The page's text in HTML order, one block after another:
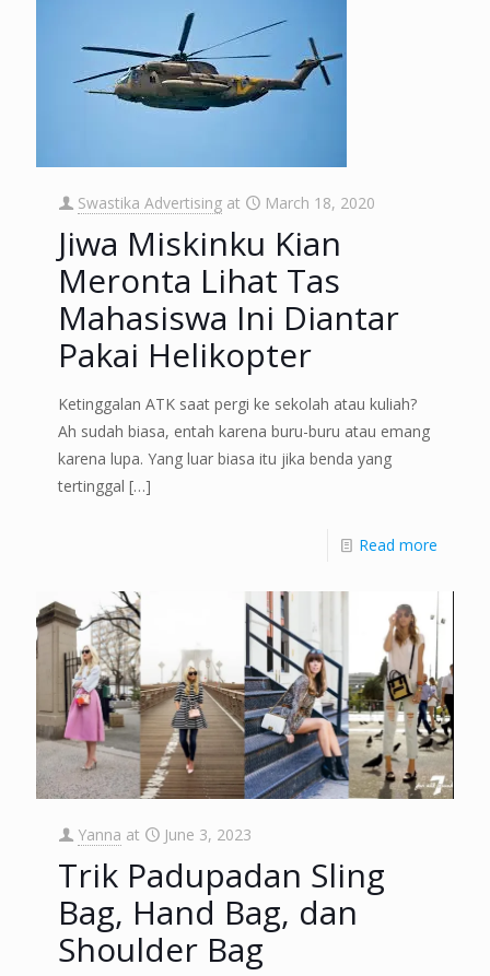
Swastika Advertising at March 18, 2020
Jiwa Miskinku Kian
Meronta Lihat Tas
Mahasiswa Ini Diantar
Pakai Helikopter
Ketinggalan ATK saat pergi ke sekolah atau kuliah?
Ah sudah biasa, entah karena buru-buru atau emang
karena lupa. Yang luar biasa itu jika benda yang
tertinggal […]
Read more
Yanna at June 3, 2023
Trik Padupadan Sling
Bag, Hand Bag, dan
Shoulder Bag